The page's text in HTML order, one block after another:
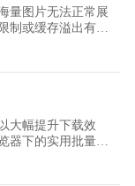
量图片无法正常展
制或缓存溢出有
查并修复网页资源
大幅提升下载效
器下的实用批量下